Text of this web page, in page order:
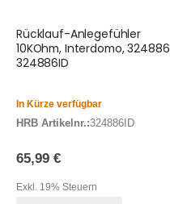
Rücklauf-Anlegefühler
10KOhm, Interdomo, 324886
324886ID
In Kürze verfügbar
HRB Artikelnr.:324886ID
65,99 €
Exkl. 19% Steuern